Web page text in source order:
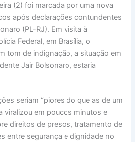
(2) foi marcada por uma nova
após declarações contundentes
(PL-RJ). Em visita à
Federal, em Brasília, o
tom de indignação, a situação em
Jair Bolsonaro, estaria
seriam “piores do que as de um
viralizou em poucos minutos e
direitos de presos, tratamento de
entre segurança e dignidade no